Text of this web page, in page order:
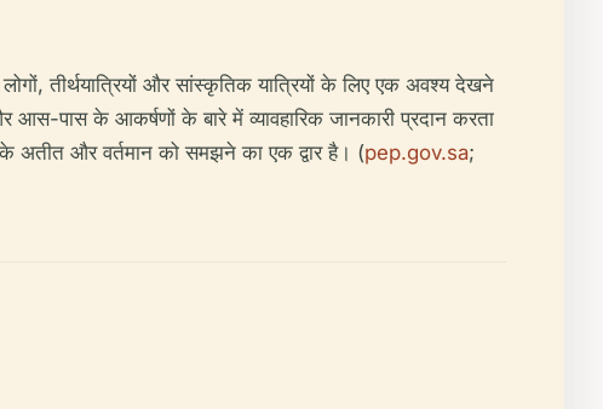
तीर्थयात्रियों और सांस्कृतिक यात्रियों के लिए एक अवश्य देखने
पास के आकर्षणों के बारे में व्यावहारिक जानकारी प्रदान करता
अतीत और वर्तमान को समझने का एक द्वार है। (pep.gov.sa;